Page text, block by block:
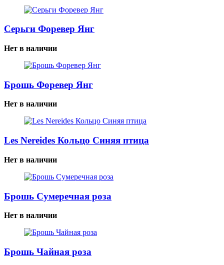
Серьги Форевер Янг
Нет в наличии
Брошь Форевер Янг
Нет в наличии
Les Nereides Кольцо Синяя птица
Нет в наличии
Брошь Сумеречная роза
Нет в наличии
Брошь Чайная роза